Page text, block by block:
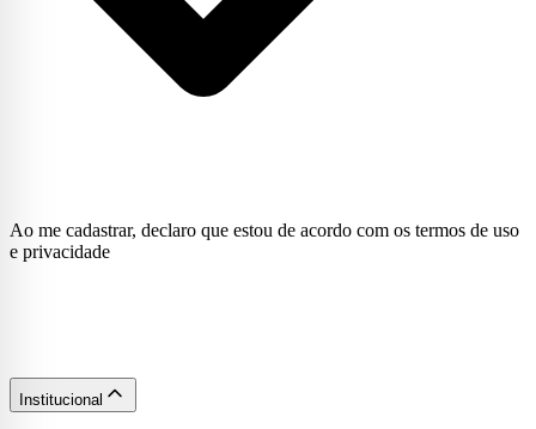
Ao me cadastrar, declaro que estou de acordo com os termos de uso
e privacidade
Institucional